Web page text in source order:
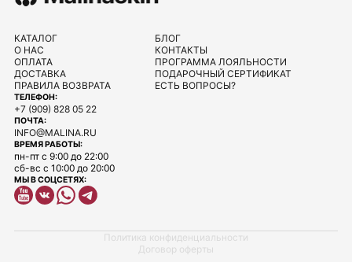
ТЕЛЕФОН:
+7 (909) 828 05 22
ПОЧТА:
INFO@MALINA.RU
ВРЕМЯ РАБОТЫ:
пн-пт с 9:00 до 22:00
сб-вс с 10:00 до 20:00
МЫ В СОЦСЕТЯХ:
КАТАЛОГ
О НАС
ОПЛАТА
ДОСТАВКА
ПРАВИЛА ВОЗВРАТА
БЛОГ
КОНТАКТЫ
ПРОГРАММА ЛОЯЛЬНОСТИ
ПОДАРОЧНЫЙ СЕРТИФИКАТ
ЕСТЬ ВОПРОСЫ?
Политика конфиденциальности
Договор оферты